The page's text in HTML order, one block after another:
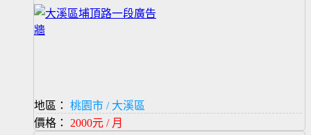
地區：
桃園市 / 大溪區
價格： 2000元 / 月